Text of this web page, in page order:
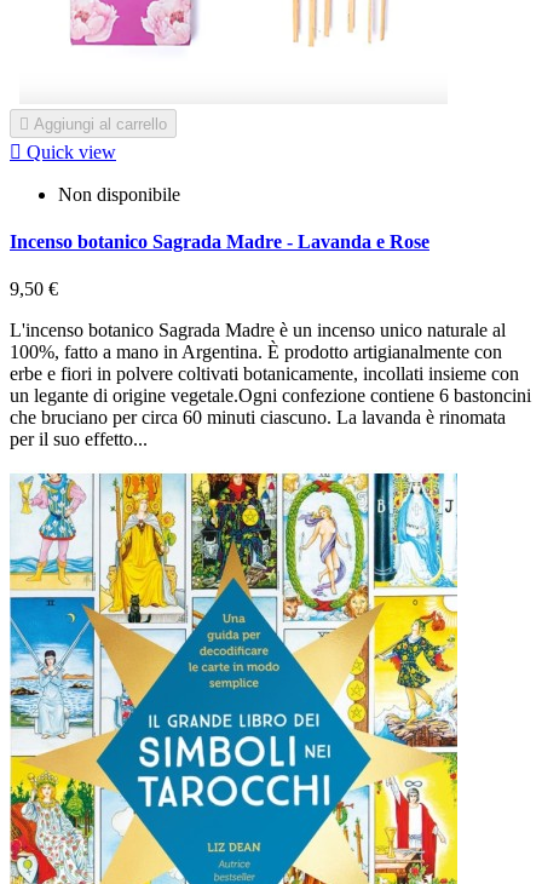
 Aggiungi al carrello
 Quick view
Non disponibile
Incenso botanico Sagrada Madre - Lavanda e Rose
9,50 €
L'incenso botanico Sagrada Madre è un incenso unico naturale al
100%, fatto a mano in Argentina. È prodotto artigianalmente con
erbe e fiori in polvere coltivati botanicamente, incollati insieme con
un legante di origine vegetale.Ogni confezione contiene 6 bastoncini
che bruciano per circa 60 minuti ciascuno. La lavanda è rinomata
per il suo effetto...